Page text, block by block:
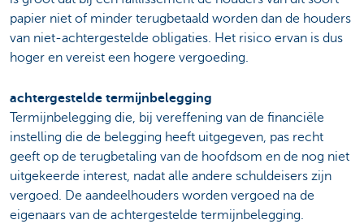
papier niet of minder terugbetaald worden dan de houders
van niet-achtergestelde obligaties. Het risico ervan is dus
hoger en vereist een hogere vergoeding.
achtergestelde termijnbelegging
Termijnbelegging die, bij vereffening van de financiële
instelling die de belegging heeft uitgegeven, pas recht
geeft op de terugbetaling van de hoofdsom en de nog niet
uitgekeerde interest, nadat alle andere schuldeisers zijn
vergoed. De aandeelhouders worden vergoed na de
eigenaars van de achtergestelde termijnbelegging.